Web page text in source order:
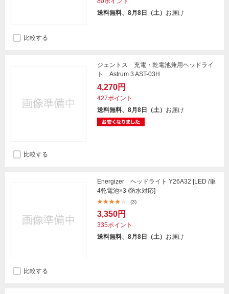
送料無料、8月8日（土） お届け
比較する
ジェントス 充電・乾電池兼用ヘッドライ
ト Astrum 3 AST-03H
4,270円
427ポイント
送料無料、8月8日（土） お届け
比較する
Energizer ヘッドライト Y26A32 [LED /単
4乾電池×3 /防水対応]
(3)
3,350円
335ポイント
送料無料、8月8日（土） お届け
比較する